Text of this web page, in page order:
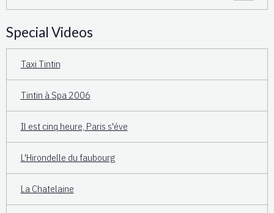
Special Videos
Taxi Tintin
Tintin à Spa 2006
Il est cinq heure, Paris s'éve
L'Hirondelle du faubourg
La Chatelaine